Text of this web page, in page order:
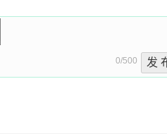
0/500 发